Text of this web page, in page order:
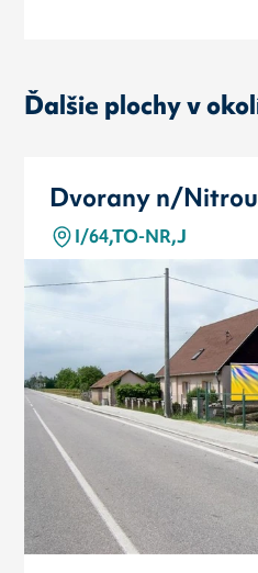
Ďalšie plochy v
Dvorany n/Nitrou
I/64,TO-NR,J